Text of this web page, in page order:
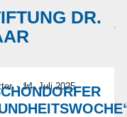
DR.
· 14. Juli 2025